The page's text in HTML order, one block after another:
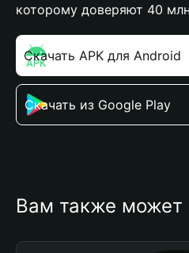
которому доверяют 40
Скачать APK для Android
Скачать из Google Play
Вам также может